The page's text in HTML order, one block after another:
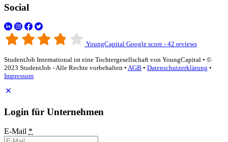
Social
YoungCapital Google score - 42 reviews
StudentJob International ist eine Tochtergesellschaft von YoungCapital • ©
2023 StudentJob - Alle Rechte vorbehalten • AGB • Datenschutzerklärung •
Impressum
Login für Unternehmen
E-Mail *